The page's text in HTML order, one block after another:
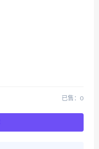
已售：0